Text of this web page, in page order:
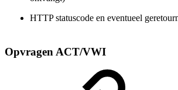
HTTP statuscode en eventueel
Opvragen ACT/VWI